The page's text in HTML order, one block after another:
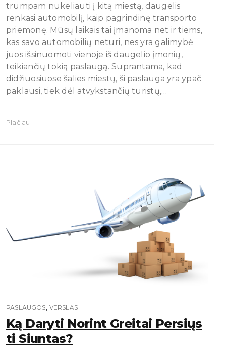
trumpam nukeliauti į kitą miestą, daugelis
renkasi automobilį, kaip pagrindinę transporto
priemonę. Mūsų laikais tai įmanoma net ir tiems,
kas savo automobilių neturi, nes yra galimybė
juos išsinuomoti vienoje iš daugelio įmonių,
teikiančių tokią paslaugą. Suprantama, kad
didžiuosiuose šalies miestų, ši paslauga yra ypač
paklausi, tiek dėl atvykstančių turistų,…
Plačiau
PASLAUGOS, VERSLAS
Ką Daryti Norint Greitai Persiųs
Ti Siuntas?